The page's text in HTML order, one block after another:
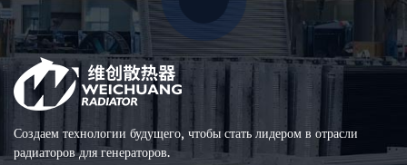
Создаем технологии будущего, чтобы стать лидером в отрасли
радиаторов для генераторов.